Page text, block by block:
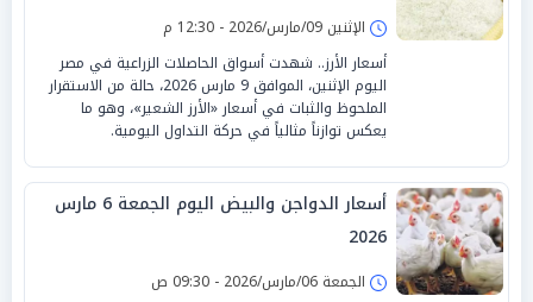
الإثنين 09/مارس/2026 - 12:30 م
أسعار الأرز.. شهدت أسواق الحاصلات الزراعية في مصر
اليوم الإثنين، الموافق 9 مارس 2026، حالة من الاستقرار
الملحوظ والثبات في أسعار «الأرز الشعير»، وهو ما
يعكس توازناً مثالياً في حركة التداول اليومية.
أسعار الدواجن والبيض اليوم الجمعة 6 مارس
2026
الجمعة 06/مارس/2026 - 09:30 ص